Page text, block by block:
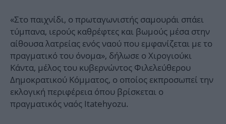
«Στο παιχνίδι, ο πρωταγωνιστής σαμουράι σπάει
τύμπανα, ιερούς καθρέφτες και βωμούς μέσα στην
αίθουσα λατρείας ενός ναού που εμφανίζεται με το
πραγματικό του όνομα», δήλωσε ο Χιρογιούκι
Κάντα, μέλος του κυβερνώντος Φιλελεύθερου
Δημοκρατικού Κόμματος, ο οποίος εκπροσωπεί την
εκλογική περιφέρεια όπου βρίσκεται ο
πραγματικός ναός Itatehyozu.